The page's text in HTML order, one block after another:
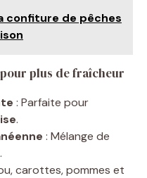
confiture de pêches
plus de fraîcheur
: Parfaite pour
.
: Mélange de
.
carottes, pommes et